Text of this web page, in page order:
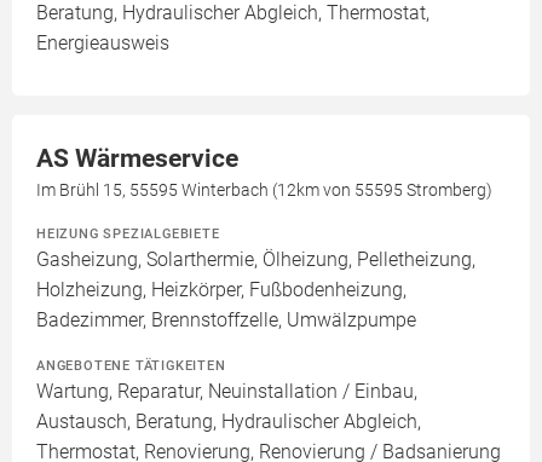
Beratung, Hydraulischer Abgleich, Thermostat,
Energieausweis
AS Wärmeservice
Im Brühl 15, 55595 Winterbach (12km von 55595 Stromberg)
HEIZUNG SPEZIALGEBIETE
Gasheizung, Solarthermie, Ölheizung, Pelletheizung,
Holzheizung, Heizkörper, Fußbodenheizung,
Badezimmer, Brennstoffzelle, Umwälzpumpe
ANGEBOTENE TÄTIGKEITEN
Wartung, Reparatur, Neuinstallation / Einbau,
Austausch, Beratung, Hydraulischer Abgleich,
Thermostat, Renovierung, Renovierung / Badsanierung